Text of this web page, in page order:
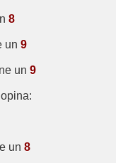
8
un 9
un 9
un 8